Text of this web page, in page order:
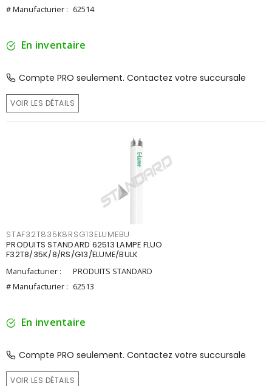
# Manufacturier : 62514
En inventaire
Compte PRO seulement. Contactez votre succursale
VOIR LES DÉTAILS
STAF32T835K8RSG13ELUMEBU
PRODUITS STANDARD 62513 LAMPE FLUO
F32T8/35K/8/RS/G13/ELUME/BULK
Manufacturier :
PRODUITS STANDARD
# Manufacturier : 62513
En inventaire
Compte PRO seulement. Contactez votre succursale
VOIR LES DÉTAILS